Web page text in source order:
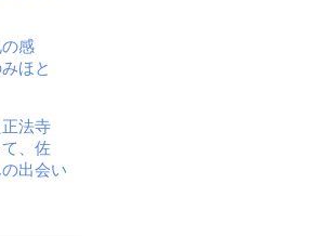
感
ほと
法寺
、佐
出会い